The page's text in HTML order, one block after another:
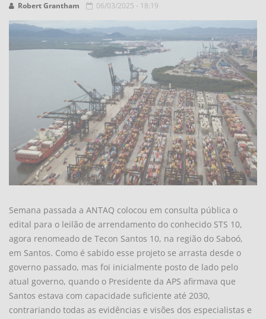
Robert Grantham 06/03/2025 - 18:19
Semana passada a ANTAQ colocou em consulta pública o
edital para o leilão de arrendamento do conhecido STS 10,
agora renomeado de Tecon Santos 10, na região do Saboó,
em Santos. Como é sabido esse projeto se arrasta desde o
governo passado, mas foi inicialmente posto de lado pelo
atual governo, quando o Presidente da APS afirmava que
Santos estava com capacidade suficiente até 2030,
contrariando todas as evidências e visões dos especialistas e